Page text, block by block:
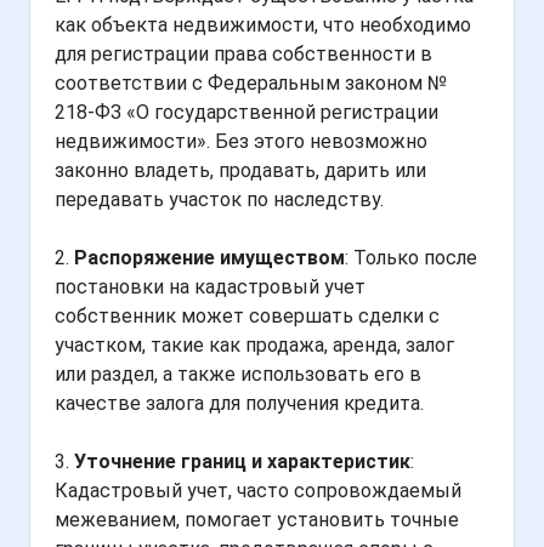
как объекта недвижимости, что необходимо
для регистрации права собственности в
соответствии с Федеральным законом №
218-ФЗ «О государственной регистрации
недвижимости». Без этого невозможно
законно владеть, продавать, дарить или
передавать участок по наследству.
2. Распоряжение имуществом: Только после
постановки на кадастровый учет
собственник может совершать сделки с
участком, такие как продажа, аренда, залог
или раздел, а также использовать его в
качестве залога для получения кредита.
3. Уточнение границ и характеристик:
Кадастровый учет, часто сопровождаемый
межеванием, помогает установить точные